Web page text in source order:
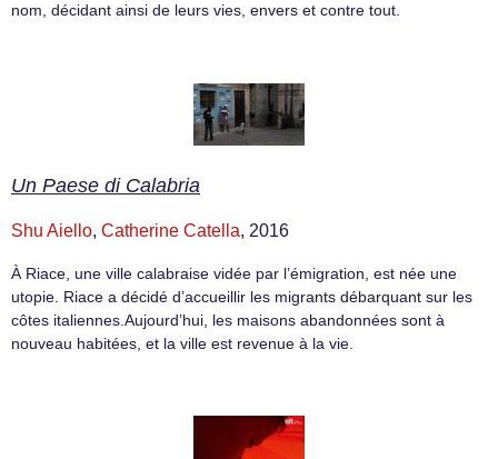
nom, décidant ainsi de leurs vies, envers et contre tout.
Un Paese di Calabria
Shu Aiello, Catherine Catella, 2016
À Riace, une ville calabraise vidée par l’émigration, est née une
utopie. Riace a décidé d’accueillir les migrants débarquant sur les
côtes italiennes.Aujourd’hui, les maisons abandonnées sont à
nouveau habitées, et la ville est revenue à la vie.